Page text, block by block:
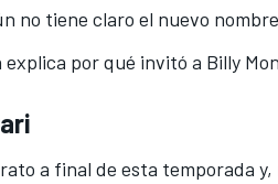
no tiene claro el nuevo
explica por qué invitó a Billy
a final de esta temporada